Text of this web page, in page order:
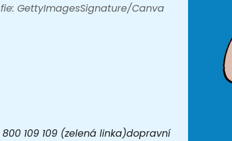
GettyImagesSignature/Canva
109 109 (zelená linka)dopravní